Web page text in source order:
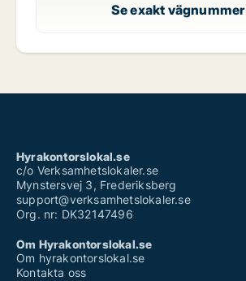
Se exakt vägnummer
Hyrakontorslokal.se
c/o Verksamhetslokaler.se
Mynstersvej 3, Frederiksberg
support@verksamhetslokaler.se
Org. nr: DK32147496
Om Hyrakontorslokal.se
Om hyrakontorslokal.se
Kontakta oss